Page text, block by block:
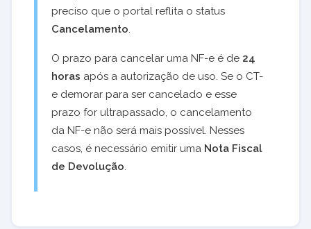
preciso que o portal reflita o status
Cancelamento.
O prazo para cancelar uma NF-e é de 24
horas após a autorização de uso. Se o CT-
e demorar para ser cancelado e esse
prazo for ultrapassado, o cancelamento
da NF-e não será mais possível. Nesses
casos, é necessário emitir uma Nota Fiscal
de Devolução.